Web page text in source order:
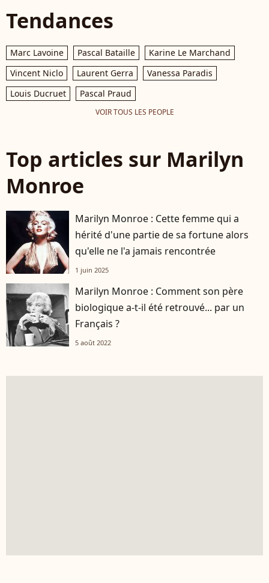
Tendances
Marc Lavoine Pascal Bataille
Karine Le Marchand
Vincent Niclo
Laurent Gerra
Vanessa Paradis
Louis Ducruet
Pascal Praud
VOIR TOUS LES PEOPLE
Top articles sur Marilyn
Monroe
Marilyn Monroe : Cette femme qui a
hérité d'une partie de sa fortune alors
qu'elle ne l'a jamais rencontrée
1 juin 2025
Marilyn Monroe : Comment son père
biologique a-t-il été retrouvé... par un
Français ?
5 août 2022